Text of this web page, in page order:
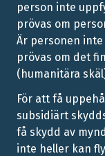
person inte
prövas om
Är personen
prövas om det
(humanitära
För att få
subsidiärt
få skydd av
inte heller kan